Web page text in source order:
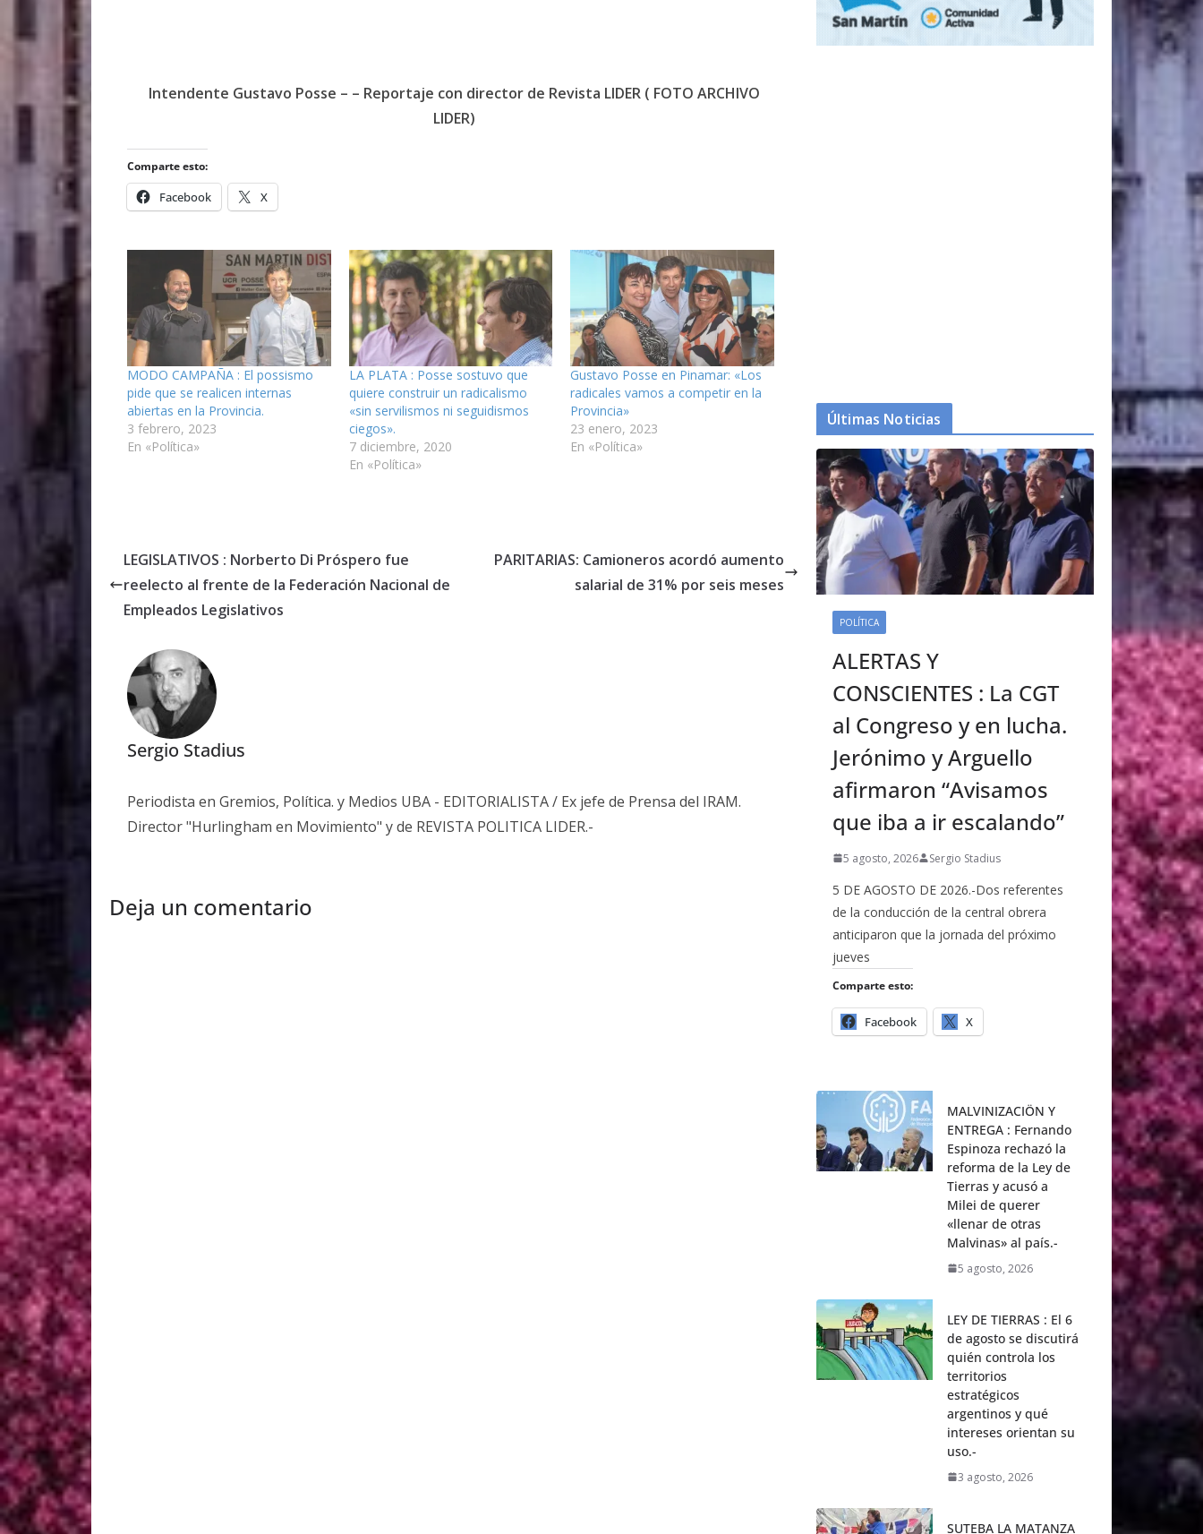
Intendente Gustavo Posse – – Reportaje con director de Revista LIDER ( FOTO ARCHIVO
LIDER)
Comparte esto:
Facebook X
MODO CAMPAÑA : El possismo
pide que se realicen internas
abiertas en la Provincia.
3 febrero, 2023
En «Política»
LA PLATA : Posse sostuvo que
quiere construir un radicalismo
«sin servilismos ni seguidismos
ciegos».
7 diciembre, 2020
En «Política»
Gustavo Posse en Pinamar: «Los
radicales vamos a competir en la
Provincia»
23 enero, 2023
En «Política»
LEGISLATIVOS : Norberto Di Próspero fue
reelecto al frente de la Federación Nacional de
Empleados Legislativos
PARITARIAS: Camioneros acordó aumento
salarial de 31% por seis meses
Sergio Stadius
Periodista en Gremios, Política. y Medios UBA - EDITORIALISTA / Ex jefe de Prensa del IRAM.
Director "Hurlingham en Movimiento" y de REVISTA POLITICA LIDER.-
Deja un comentario
Últimas Noticias
POLÍTICA
ALERTAS Y
CONSCIENTES : La CGT
al Congreso y en lucha.
Jerónimo y Arguello
afirmaron “Avisamos
que iba a ir escalando”
5 agosto, 2026 Sergio Stadius
5 DE AGOSTO DE 2026.-Dos referentes
de la conducción de la central obrera
anticiparon que la jornada del próximo
jueves
Comparte esto:
Facebook X
MALVINIZACIÖN Y
ENTREGA : Fernando
Espinoza rechazó la
reforma de la Ley de
Tierras y acusó a
Milei de querer
«llenar de otras
Malvinas» al país.-
5 agosto, 2026
LEY DE TIERRAS : El 6
de agosto se discutirá
quién controla los
territorios
estratégicos
argentinos y qué
intereses orientan su
uso.-
3 agosto, 2026
SUTEBA LA MATANZA